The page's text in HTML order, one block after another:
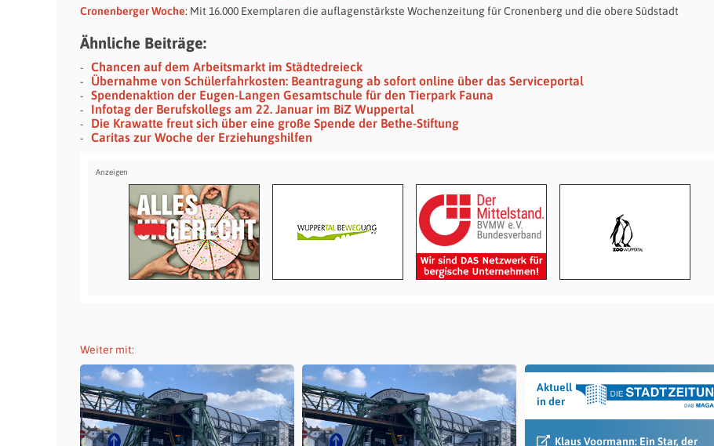
Cronenberger Woche: Mit 16.000 Exemplaren die auflagenstärkste Wochenzeitung für Cronenberg und die obere Südstadt
Ähnliche Beiträge:
Chancen auf dem Arbeitsmarkt im Städtedreieck
Übernahme von Schülerfahrkosten: Beantragung ab sofort online über das Serviceportal
Spendenaktion der Eugen-Langen Gesamtschule für den Tierpark Fauna
Infotag der Berufskollegs am 22. Januar im BiZ Wuppertal
Die Krawatte freut sich über eine große Spende der Bethe-Stiftung
Caritas zur Woche der Erziehungshilfen
Weiter mit:
Aktuell
in der
Klaus Voormann: Ein Star, der